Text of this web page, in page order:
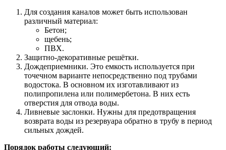
Для создания каналов может быть использован
различный материал:
Бетон;
щебень;
ПВХ.
Защитно-декоративные решётки.
Дождеприемники. Это емкость используется при
точечном варианте непосредственно под трубами
водостока. В основном их изготавливают из
полипропилена или полимербетона. В них есть
отверстия для отвода воды.
Ливневые заслонки. Нужны для предотвращения
возврата воды из резервуара обратно в трубу в период
сильных дождей.
Порядок работы следующий: